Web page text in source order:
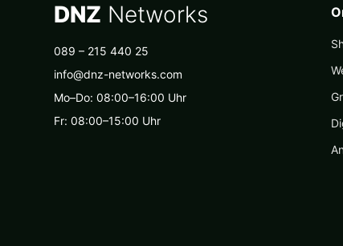
DNZ Networks
089 – 215 440 25
info@dnz-networks.com
Mo–Do: 08:00–16:00 Uhr
Fr: 08:00–15:00 Uhr